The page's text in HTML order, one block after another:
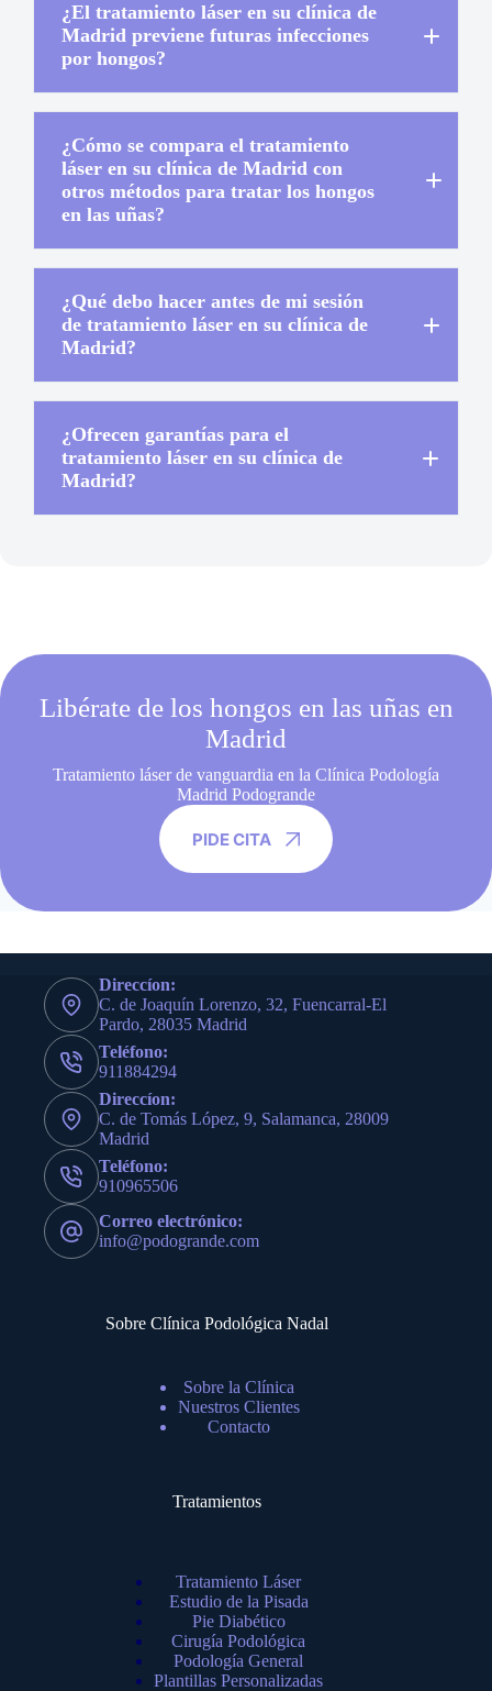
¿El tratamiento láser en su clínica de
Madrid previene futuras infecciones
por hongos?
¿Cómo se compara el tratamiento
láser en su clínica de Madrid con
otros métodos para tratar los hongos
en las uñas?
¿Qué debo hacer antes de mi sesión
de tratamiento láser en su clínica de
Madrid?
¿Ofrecen garantías para el
tratamiento láser en su clínica de
Madrid?
Libérate de los hongos en las uñas en
Madrid
Tratamiento láser de vanguardia en la Clínica Podología
Madrid Podogrande
PIDE CITA
Direccíon:
C. de Joaquín Lorenzo, 32, Fuencarral-El
Pardo, 28035 Madrid
Teléfono:
911884294
Direccíon:
C. de Tomás López, 9, Salamanca, 28009
Madrid
Teléfono:
910965506
Correo electrónico:
info@podogrande.com
Sobre Clínica Podológica Nadal
Sobre la Clínica
Nuestros Clientes
Contacto
Tratamientos
Tratamiento Láser
Estudio de la Pisada
Pie Diabético
Cirugía Podológica
Podología General
Plantillas Personalizadas